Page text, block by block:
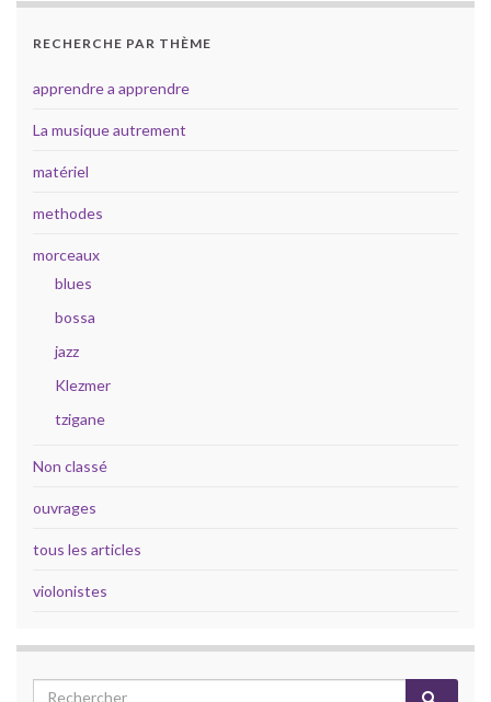
RECHERCHE PAR THÈME
apprendre a apprendre
La musique autrement
matériel
methodes
morceaux
blues
bossa
jazz
Klezmer
tzigane
Non classé
ouvrages
tous les articles
violonistes